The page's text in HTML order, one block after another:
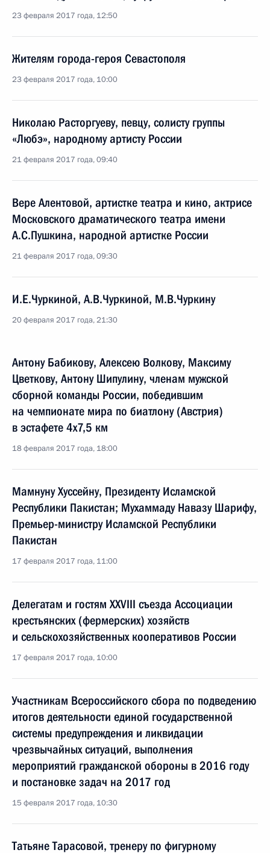
23 февраля 2017 года, 12:50
Жителям города-героя Севастополя
23 февраля 2017 года, 10:00
Николаю Расторгуеву, певцу, солисту группы
«Любэ», народному артисту России
21 февраля 2017 года, 09:40
Вере Алентовой, артистке театра и кино, актрисе
Московского драматического театра имени
А.С.Пушкина, народной артистке России
21 февраля 2017 года, 09:30
И.Е.Чуркиной, А.В.Чуркиной, М.В.Чуркину
20 февраля 2017 года, 21:30
Антону Бабикову, Алексею Волкову, Максиму
Цветкову, Антону Шипулину, членам мужской
сборной команды России, победившим
на чемпионате мира по биатлону (Австрия)
в эстафете 4x7,5 км
18 февраля 2017 года, 18:00
Мамнуну Хуссейну, Президенту Исламской
Республики Пакистан; Мухаммаду Навазу Шарифу,
Премьер-министру Исламской Республики
Пакистан
17 февраля 2017 года, 11:00
Делегатам и гостям XXVIII съезда Ассоциации
крестьянских (фермерских) хозяйств
и сельскохозяйственных кооперативов России
17 февраля 2017 года, 10:00
Участникам Всероссийского сбора по подведению
итогов деятельности единой государственной
системы предупреждения и ликвидации
чрезвычайных ситуаций, выполнения
мероприятий гражданской обороны в 2016 году
и постановке задач на 2017 год
15 февраля 2017 года, 10:30
Татьяне Тарасовой, тренеру по фигурному